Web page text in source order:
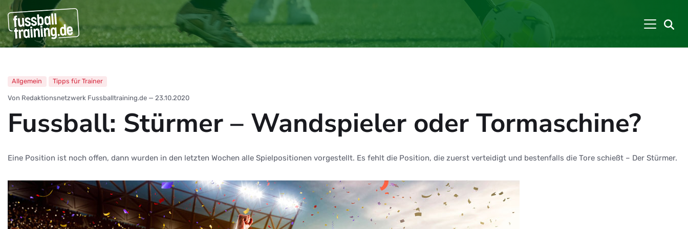
Allgemein Tipps für Trainer
Von Redaktionsnetzwerk Fussballtraining.de — 23.10.2020
Fussball: Stürmer – Wandspieler oder Tormaschine?
Eine Position ist noch offen, dann wurden in den letzten Wochen alle Spielpositionen vorgestellt. Es fehlt die Position, die zuerst verteidigt und bestenfalls die Tore schießt – Der Stürmer.